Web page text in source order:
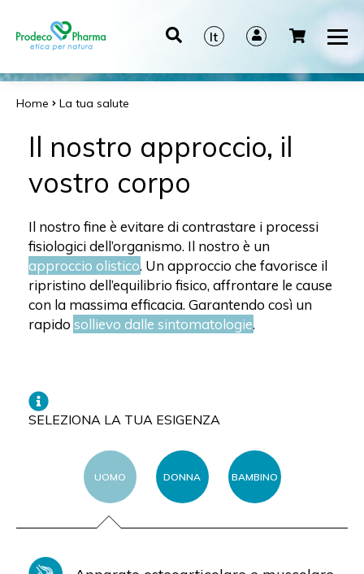
It
Home La tua salute
Il nostro approccio, il
vostro corpo
Il nostro fine è evitare di contrastare i processi
fisiologici dell’organismo. Il nostro è un
approccio olistico. Un approccio che favorisce il
ripristino dell’equilibrio fisico, affrontare le cause
con la massima efficacia. Garantendo così un
rapido sollievo dalle sintomatologie.
SELEZIONA LA TUA ESIGENZA
UOMO DONNA BAMBINO